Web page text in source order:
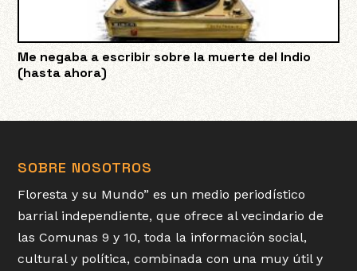
Me negaba a escribir sobre la muerte del Indio
(hasta ahora)
SOBRE NOSOTROS
Floresta y su Mundo” es un medio periodístico
barrial independiente, que ofrece al vecindario de
las Comunas 9 y 10, toda la información social,
cultural y política, combinada con una muy útil y